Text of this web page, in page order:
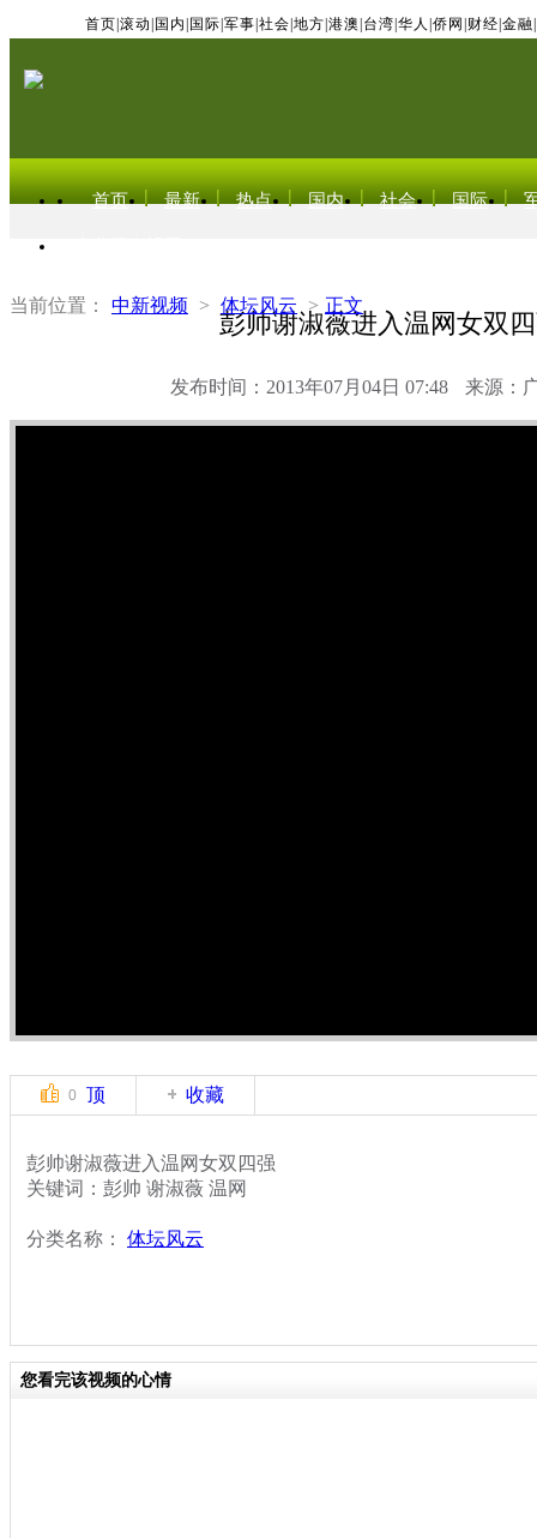
首页 滚动 国内 国际 军事 社会 地方 港澳 台湾 华人 侨网 财经 金融
首页 最新 热点 国内 社会 国际
当前位置： 中新视频 > 体坛风云 > 正文
彭帅谢淑薇进入温网女双
发布时间：2013年07月04日 07:48 来源：
0 顶 收藏
彭帅谢淑薇进入温网女双四强
关键词：彭帅 谢淑薇 温网
分类名称： 体坛风云
您看完该视频的心情